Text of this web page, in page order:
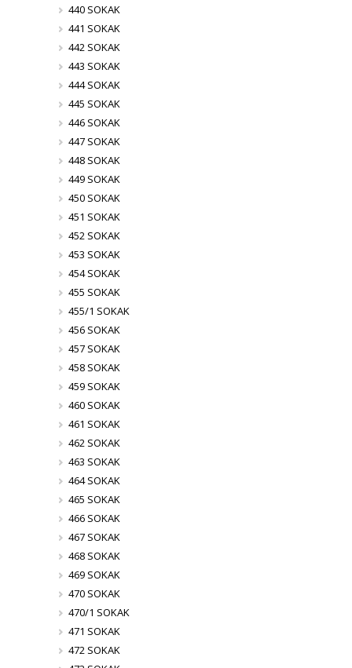
440 SOKAK
441 SOKAK
442 SOKAK
443 SOKAK
444 SOKAK
445 SOKAK
446 SOKAK
447 SOKAK
448 SOKAK
449 SOKAK
450 SOKAK
451 SOKAK
452 SOKAK
453 SOKAK
454 SOKAK
455 SOKAK
455/1 SOKAK
456 SOKAK
457 SOKAK
458 SOKAK
459 SOKAK
460 SOKAK
461 SOKAK
462 SOKAK
463 SOKAK
464 SOKAK
465 SOKAK
466 SOKAK
467 SOKAK
468 SOKAK
469 SOKAK
470 SOKAK
470/1 SOKAK
471 SOKAK
472 SOKAK